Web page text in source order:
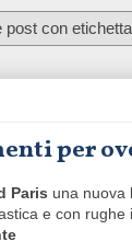
post con etichetta
per
Paris una nuova
e con rughe